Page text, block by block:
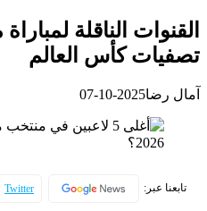
القنوات الناقلة
تصفيات كأس العالم
آمال رضا2025-10-07
تابعنا عبر: Twitter